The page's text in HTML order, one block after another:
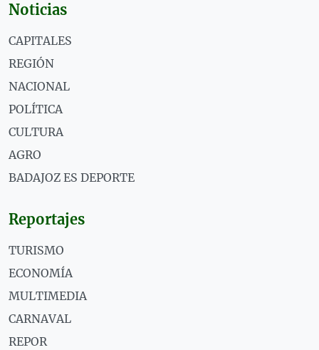
Noticias
CAPITALES
REGIÓN
NACIONAL
POLÍTICA
CULTURA
AGRO
BADAJOZ ES DEPORTE
Reportajes
TURISMO
ECONOMÍA
MULTIMEDIA
CARNAVAL
REPOR